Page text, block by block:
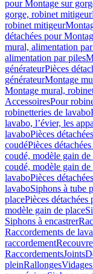
pour Montage sur
gorge, robinet mitigeur
robinet mitigeur
détachées pour
mural, alimentation
alimentation par piles
générateurPièces
générateurMontage
Montage mural,
AccessoiresPour
robinetteries de lavabo
lavabo, l’évier, les
lavaboPièces
coudéPièces
coudé, modèle gain de
coudé, modèle gain de
lavaboPièces
lavaboSiphons à tube
placePièces
modèle gain de place
Siphons à encastrer
Raccordements de
raccordement
RaccordementsJoints
pleinRallonges